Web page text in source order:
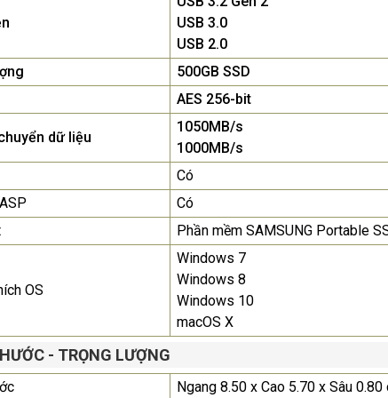
SAMSUNG QH65R 65 I...
Liên hệ
để nhận báo giá tốt
nhất
USB 3.0
USB 2.0
500GB SSD
AES 256-bit
dữ liệu
1050MB/s
1000MB/s
Có
Có
Phần mềm SAMSUNG Portable
OS
Windows 7
Windows 8
Windows 10
macOS X
- TRỌNG LƯỢNG
Ngang 8.50 x Cao 5.70 x Sâu 0.80